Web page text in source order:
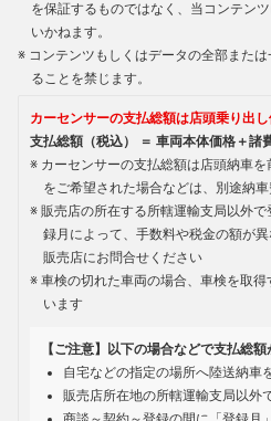
を保証するものではなく、当コンテン
いかねます。
コンテンツもしくはデータの全部また
ることを禁じます。
カーセンサーの支払総額は店頭乗り出
支払総額（税込） ＝ 車両本体価格＋諸
カーセンサーの支払総額は店頭納車
をご希望された場合などは、別途納
販売店の所在する所轄運輸支局以外
録月によって、手数料や税金の額が
販売店にお問合せください
車検の切れた車両の場合、車検を取
います
【ご注意】以下の場合などで支払総
自宅などの指定の場所へ陸送納車
販売店所在地の所轄運輸支局以外